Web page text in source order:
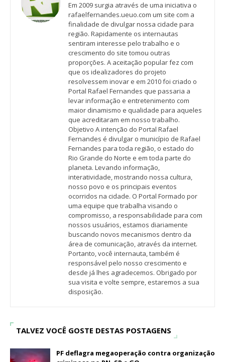
Em 2009 surgia através de uma iniciativa o
rafaelfernandes.ueuo.com um site com a
finalidade de divulgar nossa cidade para
região. Rapidamente os internautas
sentiram interesse pelo trabalho e o
crescimento do site tomou outras
proporções. A aceitação popular fez com
que os idealizadores do projeto
resolvessem inovar e em 2010 foi criado o
Portal Rafael Fernandes que passaria a
levar informação e entretenimento com
maior dinamismo e qualidade para aqueles
que acreditaram em nosso trabalho.
Objetivo A intenção do Portal Rafael
Fernandes é divulgar o município de Rafael
Fernandes para toda região, o estado do
Rio Grande do Norte e em toda parte do
planeta. Levando informação,
interatividade, mostrando nossa cultura,
nosso povo e os principais eventos
ocorridos na cidade. O Portal Formado por
uma equipe que trabalha visando o
compromisso, a responsabilidade para com
nossos usuários, estamos diariamente
buscando novos mecanismos dentro da
área de comunicação, através da internet.
Portanto, você internauta, também é
responsável pelo nosso crescimento e
desde já lhes agradecemos. Obrigado por
sua visita e volte sempre, estaremos a sua
disposição.
TALVEZ VOCÊ GOSTE DESTAS POSTAGENS
PF deflagra megaoperação contra organização